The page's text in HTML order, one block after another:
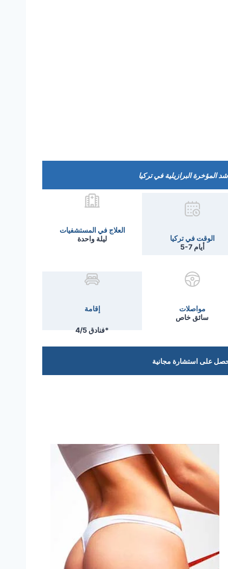
المؤخرة البرازيلية في تركيا
الوقت في تركيا
5-7 أيام
العلاج في المستشفيات
ليلة واحدة
مواصلات
سائق خاص
إقامة
فنادق 4/5*
على استشارة مجانية